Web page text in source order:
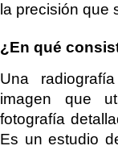
la precisión que
¿En qué
Una
imagen que
fotografía
Es un estudio